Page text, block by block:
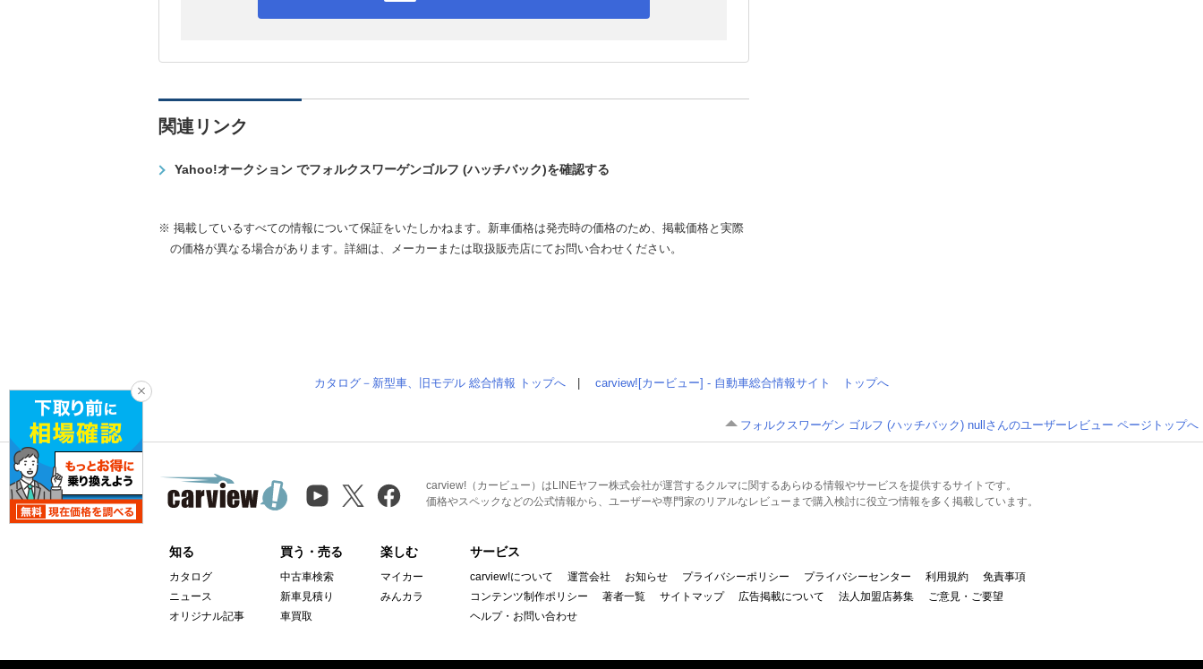
関連リンク
Yahoo!オークション でフォルクスワーゲンゴルフ (ハッチバック)を確認する
※ 掲載しているすべての情報について保証をいたしかねます。新車価格は発売時の価格のため、掲載価格と実際
の価格が異なる場合があります。詳細は、メーカーまたは取扱販売店にてお問い合わせください。
カタログ－新型車、旧モデル 総合情報 トップへ carview![カービュー] - 自動車総合情報サイト トップへ
フォルクスワーゲン ゴルフ (ハッチバック) nullさんのユーザーレビュー ページトップへ
carview!（カービュー）はLINEヤフー株式会社が運営するクルマに関するあらゆる情報やサービスを提供するサイトです。
価格やスペックなどの公式情報から、ユーザーや専門家のリアルなレビューまで購入検討に役立つ情報を多く掲載しています。
知る
カタログ
ニュース
オリジナル記事
買う・売る
中古車検索
新車見積り
車買取
楽しむ
マイカー
みんカラ
サービス
carview!について 運営会社 お知らせ プライバシーポリシー プライバシーセンター 利用規約
免責事項
コンテンツ制作ポリシー
著者一覧 サイトマップ 広告掲載について 法人加盟店募集
ご意見・ご要望
ヘルプ・お問い合わせ